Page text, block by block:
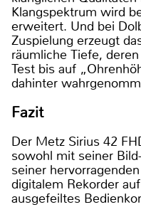
Klangspektrum wird
erweitert. Und bei
Zuspielung erzeugt
räumliche Tiefe,
Test bis auf
dahinter
Fazit
Der Metz Sirius 42
sowohl mit seiner
seiner
digitalem Rekorder
ausgefeiltes